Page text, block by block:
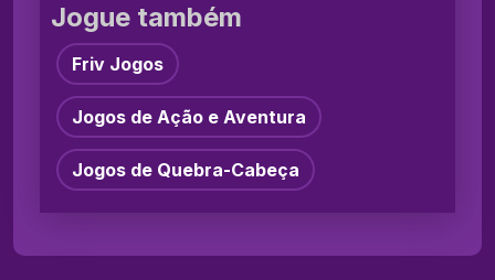
Jogue também
Friv Jogos
Jogos de Ação e Aventura
Jogos de Quebra-Cabeça